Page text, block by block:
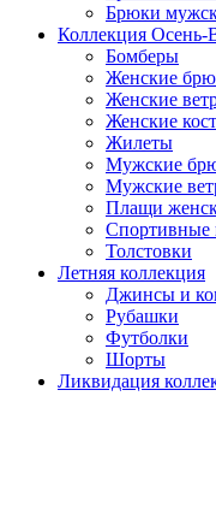
Брюки
Коллекция Осень-
Бомберы
Женские
Женские
Женские
Жилеты
Мужские
Мужские
Плащи
Спортивные
Толстовки
Летняя коллекция
Джинсы и
Рубашки
Футболки
Шорты
Ликвидация